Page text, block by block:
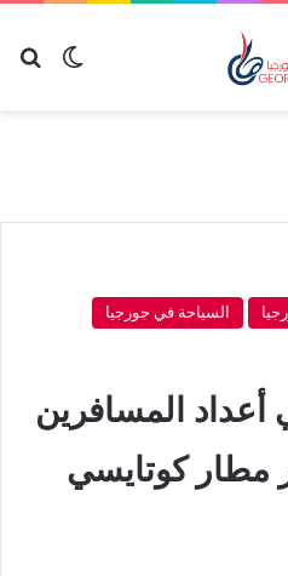
الوضع
السياحة في جورجيا
أعداد المسافرين
مطار كوتايسي